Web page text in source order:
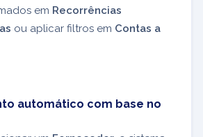
em Recorrências
ou aplicar filtros em Contas a
automático com base no